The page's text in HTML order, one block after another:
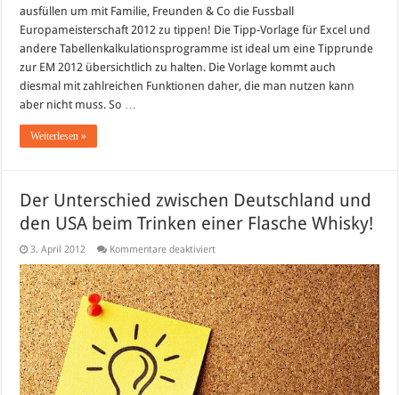
ausfüllen um mit Familie, Freunden & Co die Fussball
Europameisterschaft 2012 zu tippen! Die Tipp-Vorlage für Excel und
andere Tabellenkalkulationsprogramme ist ideal um eine Tipprunde
zur EM 2012 übersichtlich zu halten. Die Vorlage kommt auch
diesmal mit zahlreichen Funktionen daher, die man nutzen kann
aber nicht muss. So …
Weiterlesen »
Der Unterschied zwischen Deutschland und
den USA beim Trinken einer Flasche Whisky!
3. April 2012 Kommentare deaktiviertfür
Unterschied
zwischen
Deutschland
und
den
USA
beim
Trinken
einer
Flasche
Whisky!